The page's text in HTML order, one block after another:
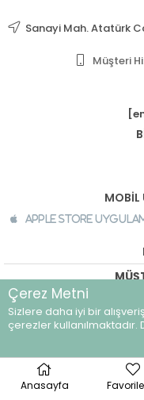
Sanayi Mah. Atatürk
Müşteri
MOBİL
Apple Store
©
Anasayfa
Çerez Metni
Sizlere daha iyi bir
çerezler kullanılmaktadır.